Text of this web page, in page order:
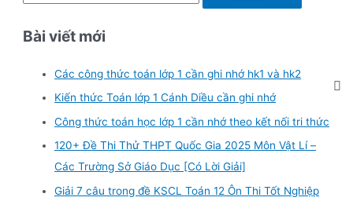
a
Bài viết mới
Các công thức toán lớp 1 cần ghi nhớ hk1 và hk2
Kiến thức Toán lớp 1 Cánh Diều cần ghi nhớ
Công thức toán học lớp 1 cần nhớ theo kết nối tri thức
120+ Đề Thi Thử THPT Quốc Gia 2025 Môn Vật Lí –
Các Trường Sở Giáo Dục [Có Lời Giải]
Giải 7 câu trong đề KSCL Toán 12 Ôn Thi Tốt Nghiệp